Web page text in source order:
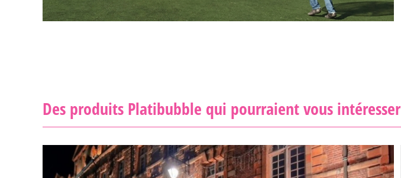
Des produits Platibubble qui pourraient vous intéresser